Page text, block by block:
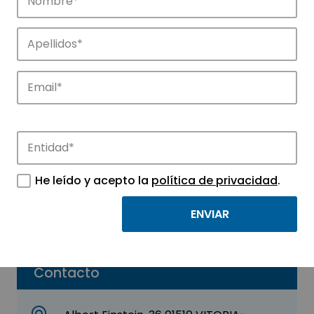
Empresas
Descubre las empresas que impulsan la
innovación en los parques de APTE.
Contacto
SVE S.L.
INGENIERIA, CONSULTORIA Y ASESORIA
Parque Tecnológico de Euskadi – Araba
He leído y acepto la política de privacidad.